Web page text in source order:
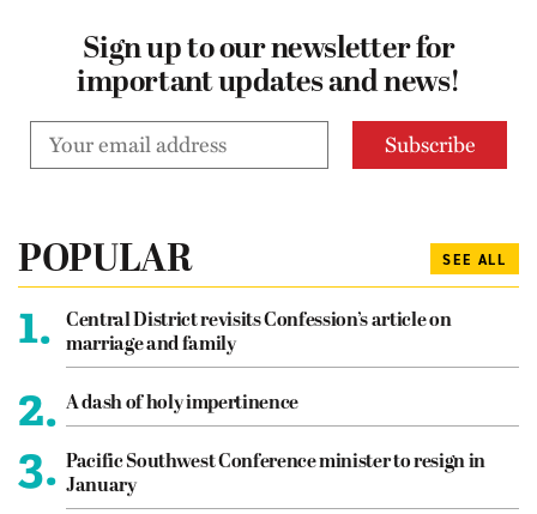
Sign up to our newsletter for
important updates and news!
POPULAR SEE ALL
1.
Central District revisits Confession’s article on
marriage and family
2. A dash of holy impertinence
3. Pacific Southwest Conference minister to resign in
January